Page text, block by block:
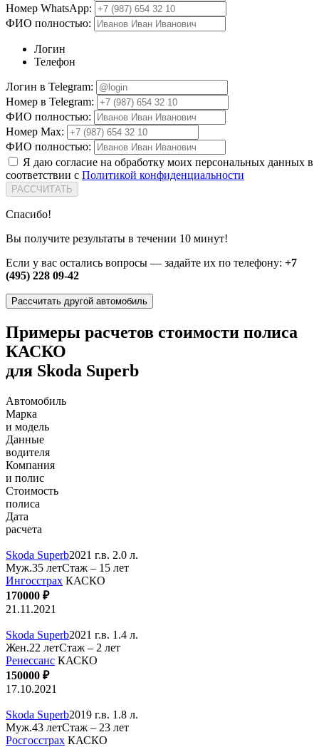
Номер WhatsApp:
ФИО полностью:
Логин
Телефон
Логин в Telegram:
Номер в Telegram:
ФИО полностью:
Номер Max:
ФИО полностью:
Я даю согласие на обработку моих персональных данных в
соответствии с Политикой конфиденциальности
РАССЧИТАТЬ
Спасибо!
Вы получите результаты в течении 10 минут!
Если у вас остались вопросы — задайте их по телефону: +7
(495) 228 09-42
Рассчитать другой автомобиль
Примеры расчетов стоимости полиса
КАСКО
для Skoda Superb
Автомобиль
Марка
и модель
Данные
водителя
Компания
и полис
Стоимость
полиса
Дата
расчета
Skoda Superb2021 г.в. 2.0 л.
Муж.35 летСтаж – 15 лет
Ингосстрах КАСКО
170000 ₽
21.11.2021
Skoda Superb2021 г.в. 1.4 л.
Жен.22 летСтаж – 2 лет
Ренессанс КАСКО
150000 ₽
17.10.2021
Skoda Superb2019 г.в. 1.8 л.
Муж.43 летСтаж – 23 лет
Росгосстрах КАСКО